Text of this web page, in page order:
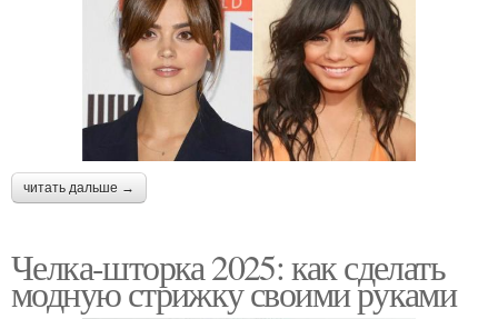
читать дальше →
Челка-шторка 2025: как сделать
модную стрижку своими руками